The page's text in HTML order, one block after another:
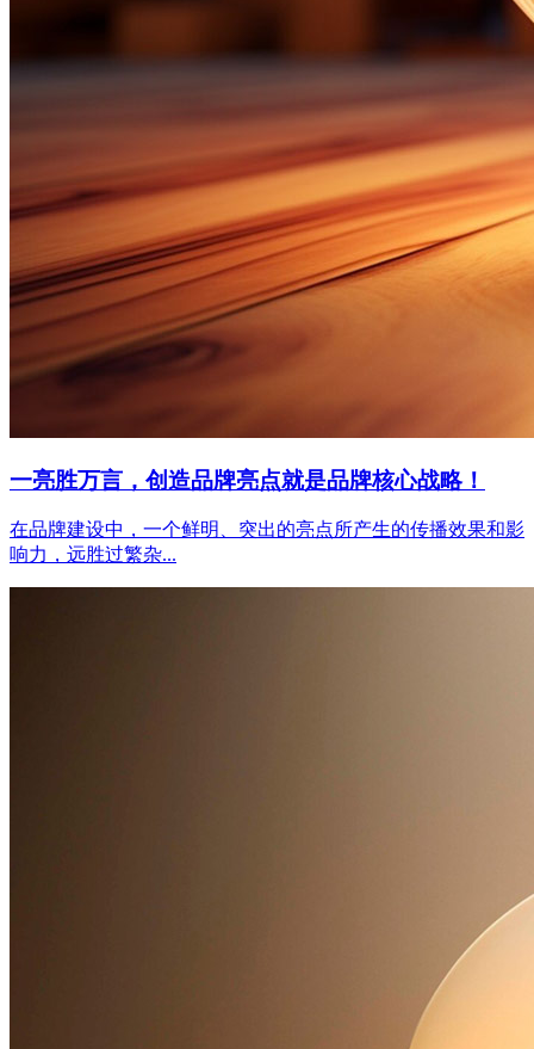
一亮胜万言，创造品牌亮点就是品牌核心战略！
在品牌建设中，一个鲜明、突出的亮点所产生的传播效果和影
响力，远胜过繁杂...